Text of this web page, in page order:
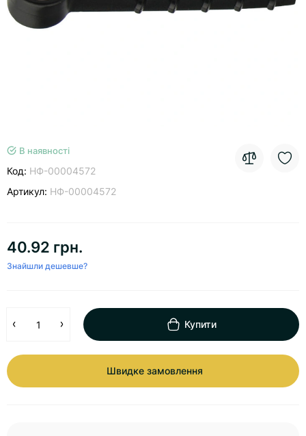
В наявності
Код: НФ-00004572
Артикул: НФ-00004572
40.92 грн.
Знайшли дешевше?
Купити
Швидке замовлення